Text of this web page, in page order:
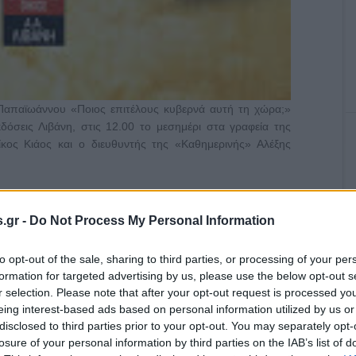
- Do Not Process My Personal Information
opt-out of the sale, sharing to third parties, or processing of your
for targeted advertising by us, please use the below opt-out
selection. Please note that after your opt-out request is processed
interest-based ads based on personal information utilized by us
to third parties prior to your opt-out. You may separately
of your personal information by third parties on the IAB’s list of
«Ποιος επιτέλους κυβερνά αυτή τη χώρα;»
Λιβάνη, στις 12.00 το μεσημέρι στα γραφεία της
Κιάος και ο διευθυντής της «Καθημερινής» Αλέξης
ΑΥΤΗ ΤΗ ΧΩΡΑ;" , ΕΚΔΟΣΕΙΣ ΛΙΒΑΝΗ , ΚΩΣΤΑΣ